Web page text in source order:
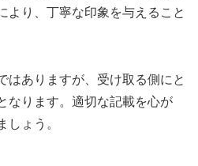
より、丁寧な印象を与えること
はありますが、受け取る側にと
なります。適切な記載を心が
しょう。